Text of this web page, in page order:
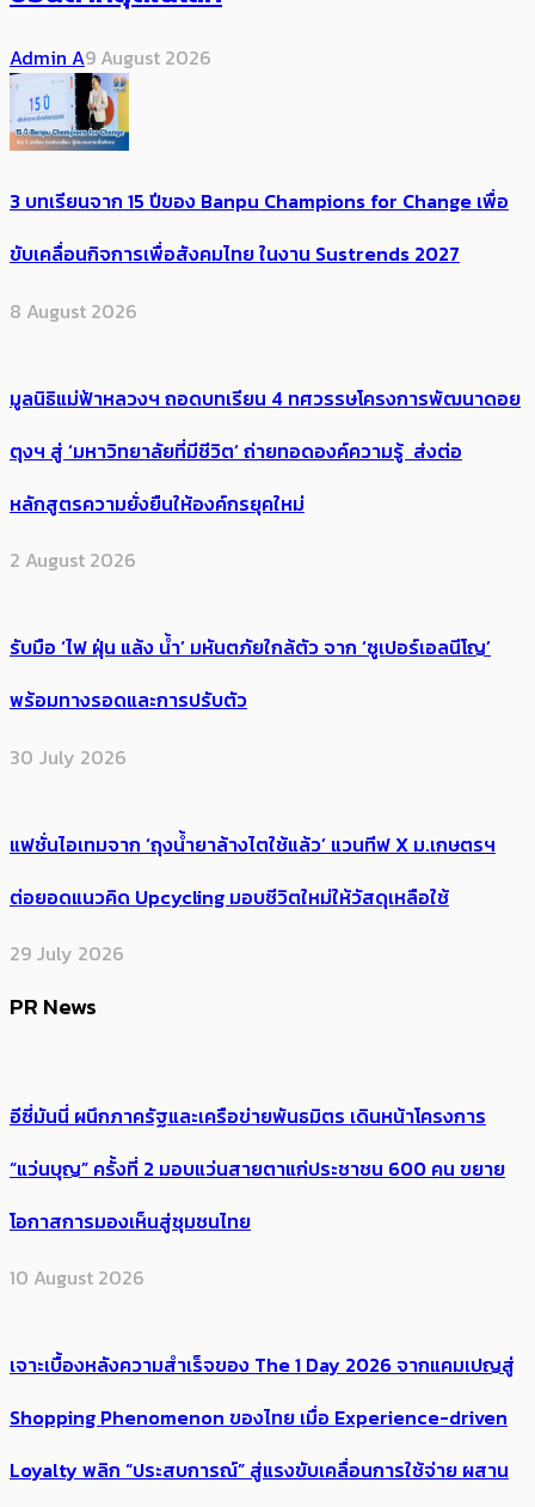
Admin A9 August 2026
3 บทเรียนจาก 15 ปีของ Banpu Champions for Change เพื่อ
ขับเคลื่อนกิจการเพื่อสังคมไทย ในงาน Sustrends 2027
8 August 2026
มูลนิธิแม่ฟ้าหลวงฯ ถอดบทเรียน 4 ทศวรรษโครงการพัฒนาดอย
ตุงฯ สู่ ‘มหาวิทยาลัยที่มีชีวิต’ ถ่ายทอดองค์ความรู้ ส่งต่อ
หลักสูตรความยั่งยืนให้องค์กรยุคใหม่
2 August 2026
รับมือ ‘ไฟ ฝุ่น แล้ง น้ำ’ มหันตภัยใกล้ตัว จาก ‘ซูเปอร์เอลนีโญ’
พร้อมทางรอดและการปรับตัว
30 July 2026
แฟชั่นไอเทมจาก ‘ถุงน้ำยาล้างไตใช้แล้ว’ แวนทีฟ X ม.เกษตรฯ
ต่อยอดแนวคิด Upcycling มอบชีวิตใหม่ให้วัสดุเหลือใช้
29 July 2026
PR News
อีซี่มันนี่ ผนึกภาครัฐและเครือข่ายพันธมิตร เดินหน้าโครงการ
“แว่นบุญ” ครั้งที่ 2 มอบแว่นสายตาแก่ประชาชน 600 คน ขยาย
โอกาสการมองเห็นสู่ชุมชนไทย
10 August 2026
เจาะเบื้องหลังความสำเร็จของ The 1 Day 2026 จากแคมเปญสู่
Shopping Phenomenon ของไทย เมื่อ Experience-driven
Loyalty พลิก “ประสบการณ์” สู่แรงขับเคลื่อนการใช้จ่าย ผสาน